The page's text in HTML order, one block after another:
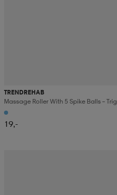
TRENDREHAB
Massage Roller With 5 Spike Balls –
19,-